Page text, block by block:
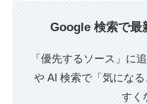
Google 検索で最
「優先するソース」に
や AI 検索で「気にな
すく